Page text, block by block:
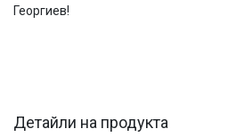
Георгиев!
Детайли на продукта